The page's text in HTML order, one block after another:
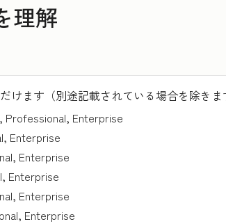
理解
けます（別途記載されている場合を除きま
Professional, Enterprise
Enterprise
Enterprise
Enterprise
Enterprise
Enterprise